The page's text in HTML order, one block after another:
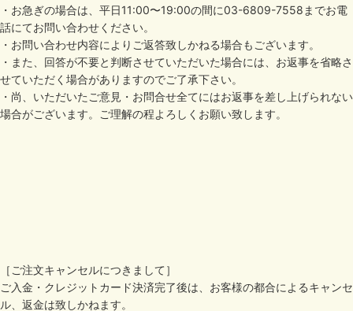
・お急ぎの場合は、平日11:00〜19:00の間に03-6809-7558までお電
話にてお問い合わせください。
・お問い合わせ内容によりご返答致しかねる場合もございます。
・また、回答が不要と判断させていただいた場合には、お返事を省略さ
せていただく場合がありますのでご了承下さい。
・尚、いただいたご意見・お問合せ全てにはお返事を差し上げられない
場合がございます。ご理解の程よろしくお願い致します。
［ご注文キャンセルにつきまして］
ご入金・クレジットカード決済完了後は、お客様の都合によるキャンセ
ル、返金は致しかねます。